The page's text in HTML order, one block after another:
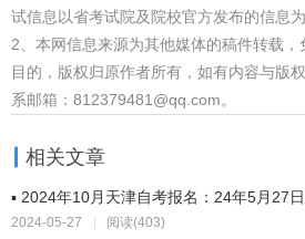
试信息以省考试院及院校官方发布的信息为
2、本网信息来源为其他媒体的稿件转载，
目的，版权归原作者所有，如有内容与版
系邮箱：812379481@qq.com。
相关文章
▪ 2024年10月天津自考报名：24年5月27
2024-05-27 阅读(403)